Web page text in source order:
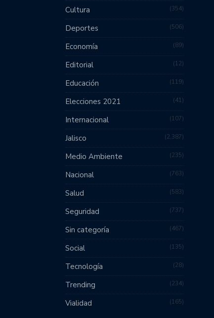
Cultura 354
Deportes 506
Economía 89
Editorial 12
Educación 119
Elecciones 2021 41
Internacional 107
Jalisco 2,387
Medio Ambiente 235
Nacional 763
Salud 583
Seguridad 737
Sin categoría 467
Social 135
Tecnología 28
Trending 234
Vialidad 165